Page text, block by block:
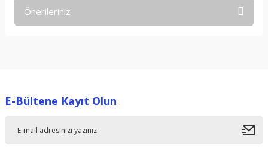
Önerileriniz
Ürün resmi kalitesiz, bozuk veya görüntülenemiyor.
E-Bültene Kayıt Olun